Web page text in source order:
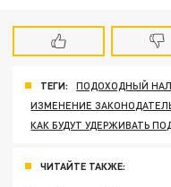
ТЕГИ: ПОДОХОДНЫЙ
ИЗМЕНЕНИЕ
КАК БУДУТ УДЕРЖИВАТЬ
ЧИТАЙТЕ ТАКЖЕ: